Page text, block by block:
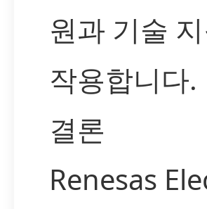
원과 기술
작용합니다.
결론
Renesas